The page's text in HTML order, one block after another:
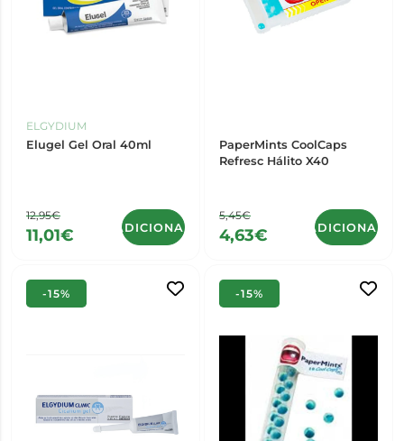
ELGYDIUM
Elugel Gel Oral 40ml
12,95€
11,01€ ADICIONAR
PaperMints CoolCaps
Refresc Hálito X40
5,45€
4,63€ ADICIONAR
-15% -15%